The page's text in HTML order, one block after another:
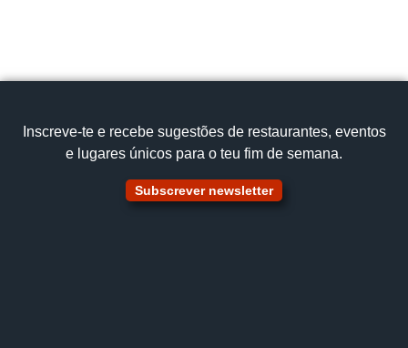
Inscreve‑te e recebe sugestões de restaurantes, eventos
e lugares únicos para o teu fim de semana.
Subscrever newsletter